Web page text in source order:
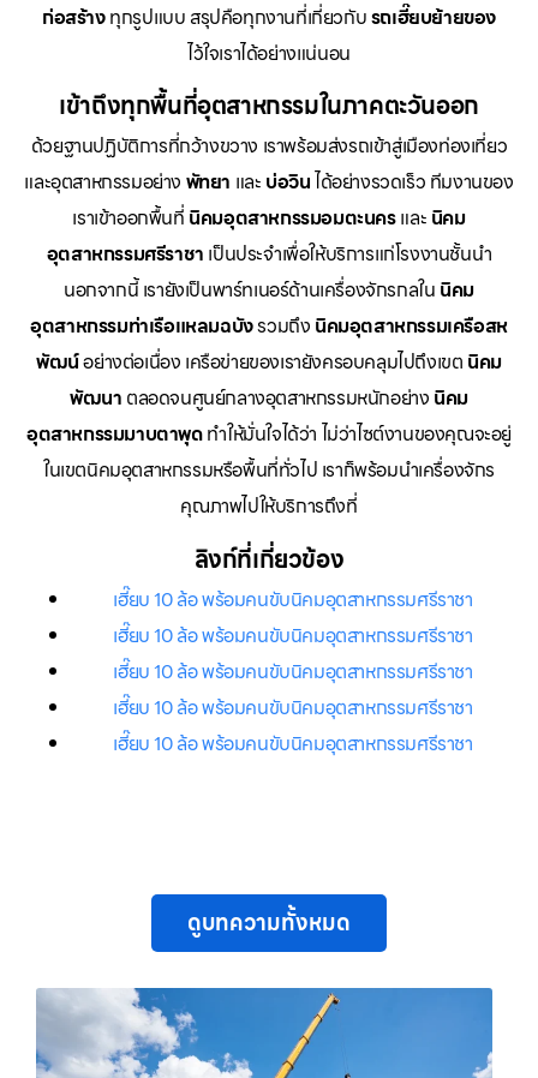
ก่อสร้างทุกรูปแบบ สรุปคือทุกงานที่เกี่ยวกับรถเฮี๊ยบย้ายของ
ไว้ใจเราได้อย่างแน่นอน
เข้าถึงทุกพื้นที่อุตสาหกรรมในภาคตะวันออก
ด้วยฐานปฏิบัติการที่กว้างขวาง เราพร้อมส่งรถเข้าสู่เมืองท่องเที่ยว
และอุตสาหกรรมอย่าง พัทยา และ บ่อวินได้อย่างรวดเร็ว ทีมงานของ
เราเข้าออกพื้นที่ นิคมอุตสาหกรรมอมตะนครและ นิคม
อุตสาหกรรมศรีราชา เป็นประจำเพื่อให้บริการแก่โรงงานชั้นนำ
นอกจากนี้ เรายังเป็นพาร์ทเนอร์ด้านเครื่องจักรกลใน นิคม
อุตสาหกรรมท่าเรือแหลมฉบังรวมถึง นิคมอุตสาหกรรมเครือสห
พัฒน์อย่างต่อเนื่อง เครือข่ายของเรายังครอบคลุมไปถึงเขต นิคม
พัฒนา ตลอดจนศูนย์กลางอุตสาหกรรมหนักอย่าง นิคม
อุตสาหกรรมมาบตาพุดทำให้มั่นใจได้ว่า ไม่ว่าไซต์งานของคุณจะอยู่
ในเขตนิคมอุตสาหกรรมหรือพื้นที่ทั่วไป เราก็พร้อมนำเครื่องจักร
คุณภาพไปให้บริการถึงที่
ลิงก์ที่เกี่ยวข้อง
เฮี๊ยบ 10 ล้อ พร้อมคนขับนิคมอุตสาหกรรมศรีราชา
เฮี๊ยบ 10 ล้อ พร้อมคนขับนิคมอุตสาหกรรมศรีราชา
เฮี๊ยบ 10 ล้อ พร้อมคนขับนิคมอุตสาหกรรมศรีราชา
เฮี๊ยบ 10 ล้อ พร้อมคนขับนิคมอุตสาหกรรมศรีราชา
เฮี๊ยบ 10 ล้อ พร้อมคนขับนิคมอุตสาหกรรมศรีราชา
ดูบทความทั้งหมด